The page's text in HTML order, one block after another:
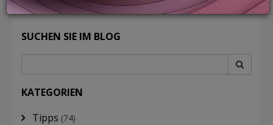
SUCHEN SIE IM BLOG
KATEGORIEN
Tipps (74)